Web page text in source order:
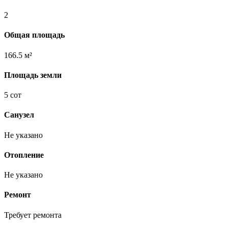
2
Общая площадь
166.5 м²
Площадь земли
5 сот
Санузел
Не указано
Отопление
Не указано
Ремонт
Требует ремонта